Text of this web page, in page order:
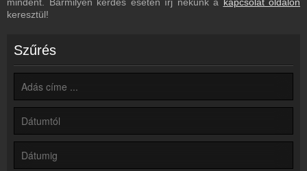
Műsorújság
Webkamera
Rádió 1 Eger - Gyöngyös - Hatvan webkamera, élőkép
Hírek
Rádió 1 Eger - Gyöngyös - Hatvan kapcsolatos hírek
Kapcsolat
Partnerek
keresztül!
Szűrés